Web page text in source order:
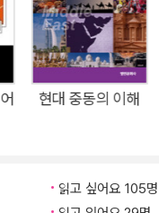
장된 투표권. 6만 3천
면 미국의 민주주의는
물론이고 전직 대통령과
서 미국의 민주주의는
국 민주주의 체제는 왜
사상을 가진 소수가 어
현대 중동의 이해
읽고 싶어요 105명